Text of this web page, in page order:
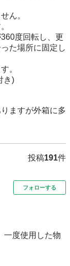
ん。
度回転し、更
た場所に固定し
。
き)
ますが外箱に多
投稿191件
フォローする
度使用した物